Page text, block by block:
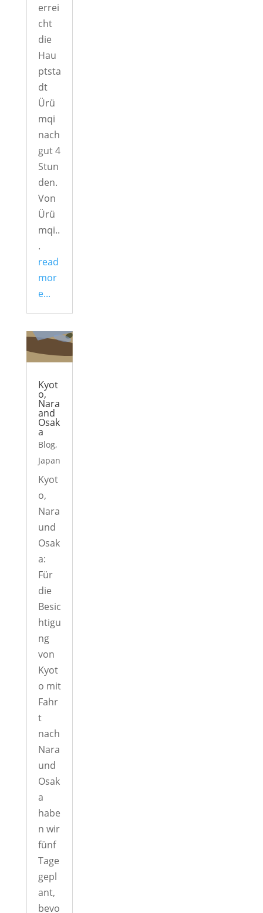
errei
cht
die
Hau
ptsta
dt
Ürü
mqi
nach
gut 4
Stun
den.
Von
Ürü
mqi..
.
read
mor
e...
Kyot
o,
Nara
and
Osak
a
Blog,
Japan
Kyot
o,
Nara
und
Osak
a:
Für
die
Besic
htigu
ng
von
Kyot
o mit
Fahr
t
nach
Nara
und
Osak
a
habe
n wir
fünf
Tage
gepl
ant,
bevo